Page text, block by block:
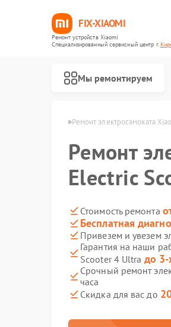
FIX-XIAOMI
Ремонт устройств Xiaomi
Специализированный cервисный центр г.
Мы ремонтируем
Ремонт электросамоката
Ремонт
Electric
Стоимость ремонта
Бесплатная
Привезем и увезем
Гарантия на наши
Scooter 4 Ultra до 3-
Срочный ремонт
часа
Скидка для вас до